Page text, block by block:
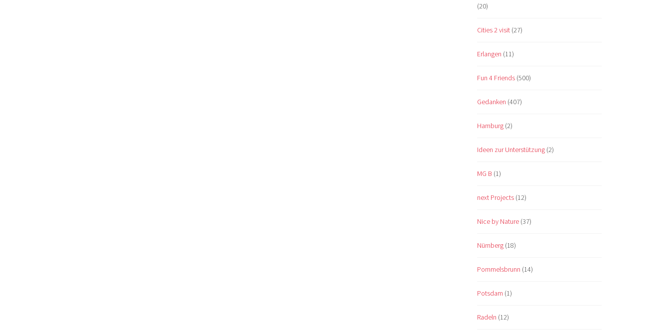
(20)
Cities 2 visit (27)
Erlangen (11)
Fun 4 Friends (500)
Gedanken (407)
Hamburg (2)
Ideen zur Unterstützung (2)
MG B (1)
next Projects (12)
Nice by Nature (37)
Nürnberg (18)
Pommelsbrunn (14)
Potsdam (1)
Radeln (12)